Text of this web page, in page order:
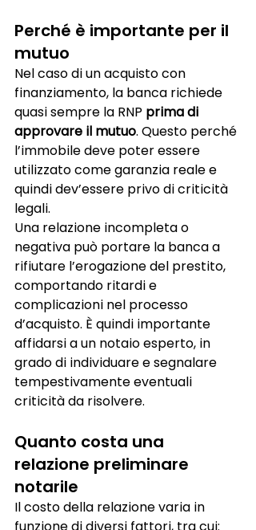
Perché è importante per il
mutuo
Nel caso di un acquisto con
finanziamento, la banca richiede
quasi sempre la RNP prima di
approvare il mutuo. Questo perché
l’immobile deve poter essere
utilizzato come garanzia reale e
quindi dev’essere privo di criticità
legali.
Una relazione incompleta o
negativa può portare la banca a
rifiutare l’erogazione del prestito,
comportando ritardi e
complicazioni nel processo
d’acquisto. È quindi importante
affidarsi a un notaio esperto, in
grado di individuare e segnalare
tempestivamente eventuali
criticità da risolvere.
Quanto costa una
relazione preliminare
notarile
Il costo della relazione varia in
funzione di diversi fattori, tra cui: